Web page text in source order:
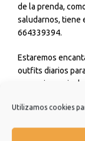
Utilizamos cookies
de la prenda,
saludarnos, tiene
664339394.
Estaremos
outfits diarios
con amigos o
tienda y